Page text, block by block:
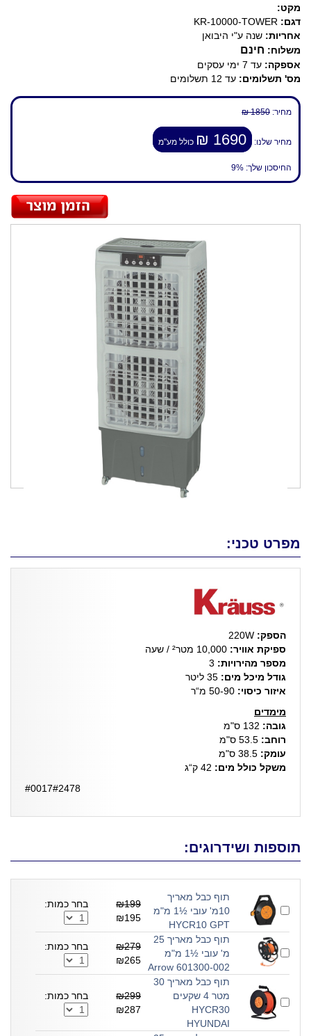
מקט:
דגם: KR-10000-TOWER
אחריות: שנה ע"י היבואן
משלוח: חינם
אספקה: עד 7 ימי עסקים
מס' תשלומים: עד 12 תשלומים
מחיר: 1850 ₪
מחיר שלנו: 1690 ₪ כולל מע"מ
החיסכון שלך: 9%
מפרט טכני:
הספק:
ספיקת אוויר: 10,000 מטר² / שעה
מספר מהירויות:
גודל מיכל מים:
איזור כיסוי:
מימדים
גובה:
רוחב:
עומק:
משקל כולל מים:
#0017#2478
תוספות ושידרוגים:
תוף כבל מאריך
10מ' עובי ½1 מ"מ
HYCR10 GPT
₪199
בחר כמות:
תוף כבל מאריך 25
מ' עובי ½1 מ"מ
601300-002 Arrow
₪279
בחר כמות:
תוף כבל מאריך 30
מטר 4 שקעים
HYCR30
HYUNDAI
₪299
בחר כמות: